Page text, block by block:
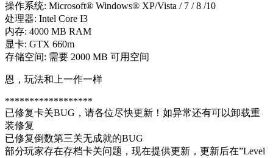
操作系统: Microsoft® Windows® XP/Vista / 7 / 8 /10
处理器: Intel Core I3
内存: 4000 MB RAM
显卡: GTX 660m
存储空间: 需要 2000 MB 可用空间
恩，玩法和上一作一样
******************
已修复卡关BUG，请各位尽快更新！如异常还有可以卸载重
装修复
已修复倒数第三关无成就的BUG
部分玩家存在存档卡关问题，现在提供更新，更新后在”Level